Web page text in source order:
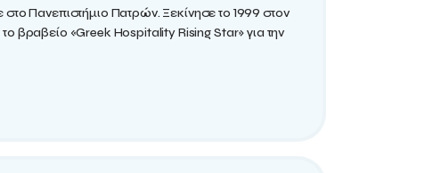
Πανεπιστήμιο Πατρών. Ξεκίνησε το 1999 στον
βραβείο «Greek Hospitality Rising Star» για την